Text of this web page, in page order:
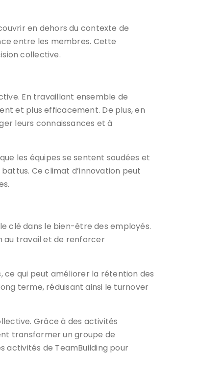
en dehors du contexte de
entre les membres. Cette
collective.
En travaillant ensemble de
et plus efficacement. De plus, en
leurs connaissances et à
les équipes se sentent soudées et
Ce climat d’innovation peut
clé dans le bien-être des employés.
au travail et de renforcer
ce qui peut améliorer la rétention des
terme, réduisant ainsi le turnover
Grâce à des activités
transformer un groupe de
activités de TeamBuilding pour